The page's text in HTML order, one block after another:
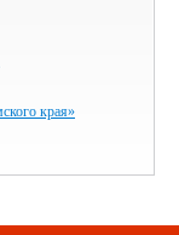
края»